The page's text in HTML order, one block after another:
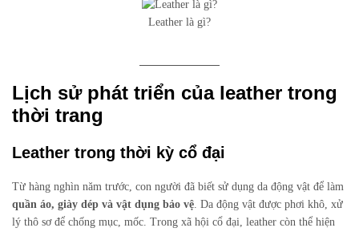
Leather là gì?
Lịch sử phát triển của leather trong
thời trang
Leather trong thời kỳ cổ đại
Từ hàng nghìn năm trước, con người đã biết sử dụng da động vật để làm
quần áo, giày dép và vật dụng bảo vệ . Da động vật được phơi khô, xử
lý thô sơ để chống mục, mốc. Trong xã hội cổ đại, leather còn thể hiện